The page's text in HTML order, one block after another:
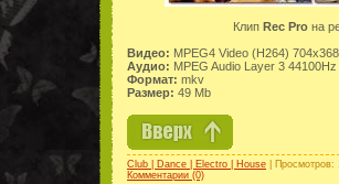
Клип Rec Proна
Видео: MPEG4 Video (H264)
Аудио: MPEG Audio Layer 3
Формат: mkv
Размер: 49 Mb
Club | Dance | Electro | House |
Комментарии (0)